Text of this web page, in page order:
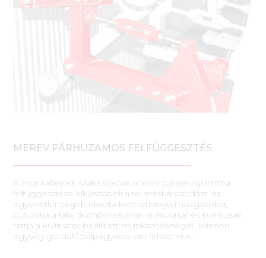
MEREV PÁRHUZAMOS FELFÜGGESZTÉS
A munkatestek szakaszainak merev paralelogramma
felfüggesztése kiküszöböli a terméskárosodást, az
egyenetlenségek okozta keresztirányú mozgásokat,
biztosítja a talaj domborzatának másolását és pontosan
tartja a kultivátor beállított munkamélységét. Minden
egység gördülőcsapágyakra van felszerelve.